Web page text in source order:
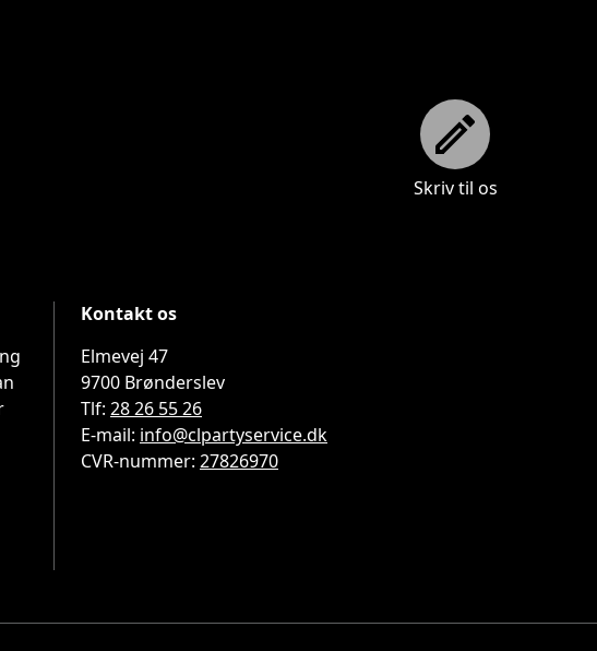
Skriv til os
Skriv til os
Kontakt os
Elmevej 47
9700 Brønderslev
Tlf: 28 26 55 26
E-mail: info@clpartyservice.dk
CVR-nummer: 27826970